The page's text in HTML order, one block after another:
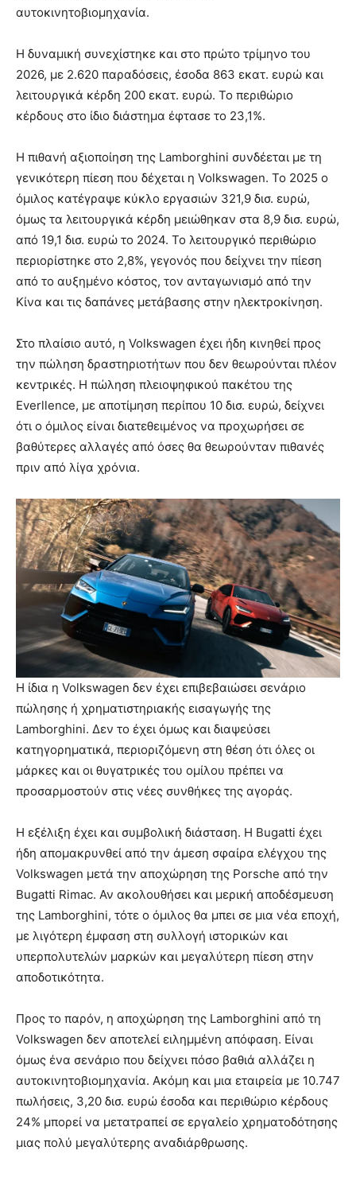
αυτοκινητοβιομηχανία.
Η δυναμική συνεχίστηκε και στο πρώτο τρίμηνο του
2026, με 2.620 παραδόσεις, έσοδα 863 εκατ. ευρώ και
λειτουργικά κέρδη 200 εκατ. ευρώ. Το περιθώριο
κέρδους στο ίδιο διάστημα έφτασε το 23,1%.
Η πιθανή αξιοποίηση της Lamborghini συνδέεται με τη
γενικότερη πίεση που δέχεται η Volkswagen. Το 2025 ο
όμιλος κατέγραψε κύκλο εργασιών 321,9 δισ. ευρώ,
όμως τα λειτουργικά κέρδη μειώθηκαν στα 8,9 δισ. ευρώ,
από 19,1 δισ. ευρώ το 2024. Το λειτουργικό περιθώριο
περιορίστηκε στο 2,8%, γεγονός που δείχνει την πίεση
από το αυξημένο κόστος, τον ανταγωνισμό από την
Κίνα και τις δαπάνες μετάβασης στην ηλεκτροκίνηση.
Στο πλαίσιο αυτό, η Volkswagen έχει ήδη κινηθεί προς
την πώληση δραστηριοτήτων που δεν θεωρούνται πλέον
κεντρικές. Η πώληση πλειοψηφικού πακέτου της
Everllence, με αποτίμηση περίπου 10 δισ. ευρώ, δείχνει
ότι ο όμιλος είναι διατεθειμένος να προχωρήσει σε
βαθύτερες αλλαγές από όσες θα θεωρούνταν πιθανές
πριν από λίγα χρόνια.
Η ίδια η Volkswagen δεν έχει επιβεβαιώσει σενάριο
πώλησης ή χρηματιστηριακής εισαγωγής της
Lamborghini. Δεν το έχει όμως και διαψεύσει
κατηγορηματικά, περιοριζόμενη στη θέση ότι όλες οι
μάρκες και οι θυγατρικές του ομίλου πρέπει να
προσαρμοστούν στις νέες συνθήκες της αγοράς.
Η εξέλιξη έχει και συμβολική διάσταση. Η Bugatti έχει
ήδη απομακρυνθεί από την άμεση σφαίρα ελέγχου της
Volkswagen μετά την αποχώρηση της Porsche από την
Bugatti Rimac. Αν ακολουθήσει και μερική αποδέσμευση
της Lamborghini, τότε ο όμιλος θα μπει σε μια νέα εποχή,
με λιγότερη έμφαση στη συλλογή ιστορικών και
υπερπολυτελών μαρκών και μεγαλύτερη πίεση στην
αποδοτικότητα.
Προς το παρόν, η αποχώρηση της Lamborghini από τη
Volkswagen δεν αποτελεί ειλημμένη απόφαση. Είναι
όμως ένα σενάριο που δείχνει πόσο βαθιά αλλάζει η
αυτοκινητοβιομηχανία. Ακόμη και μια εταιρεία με 10.747
πωλήσεις, 3,20 δισ. ευρώ έσοδα και περιθώριο κέρδους
24% μπορεί να μετατραπεί σε εργαλείο χρηματοδότησης
μιας πολύ μεγαλύτερης αναδιάρθρωσης.